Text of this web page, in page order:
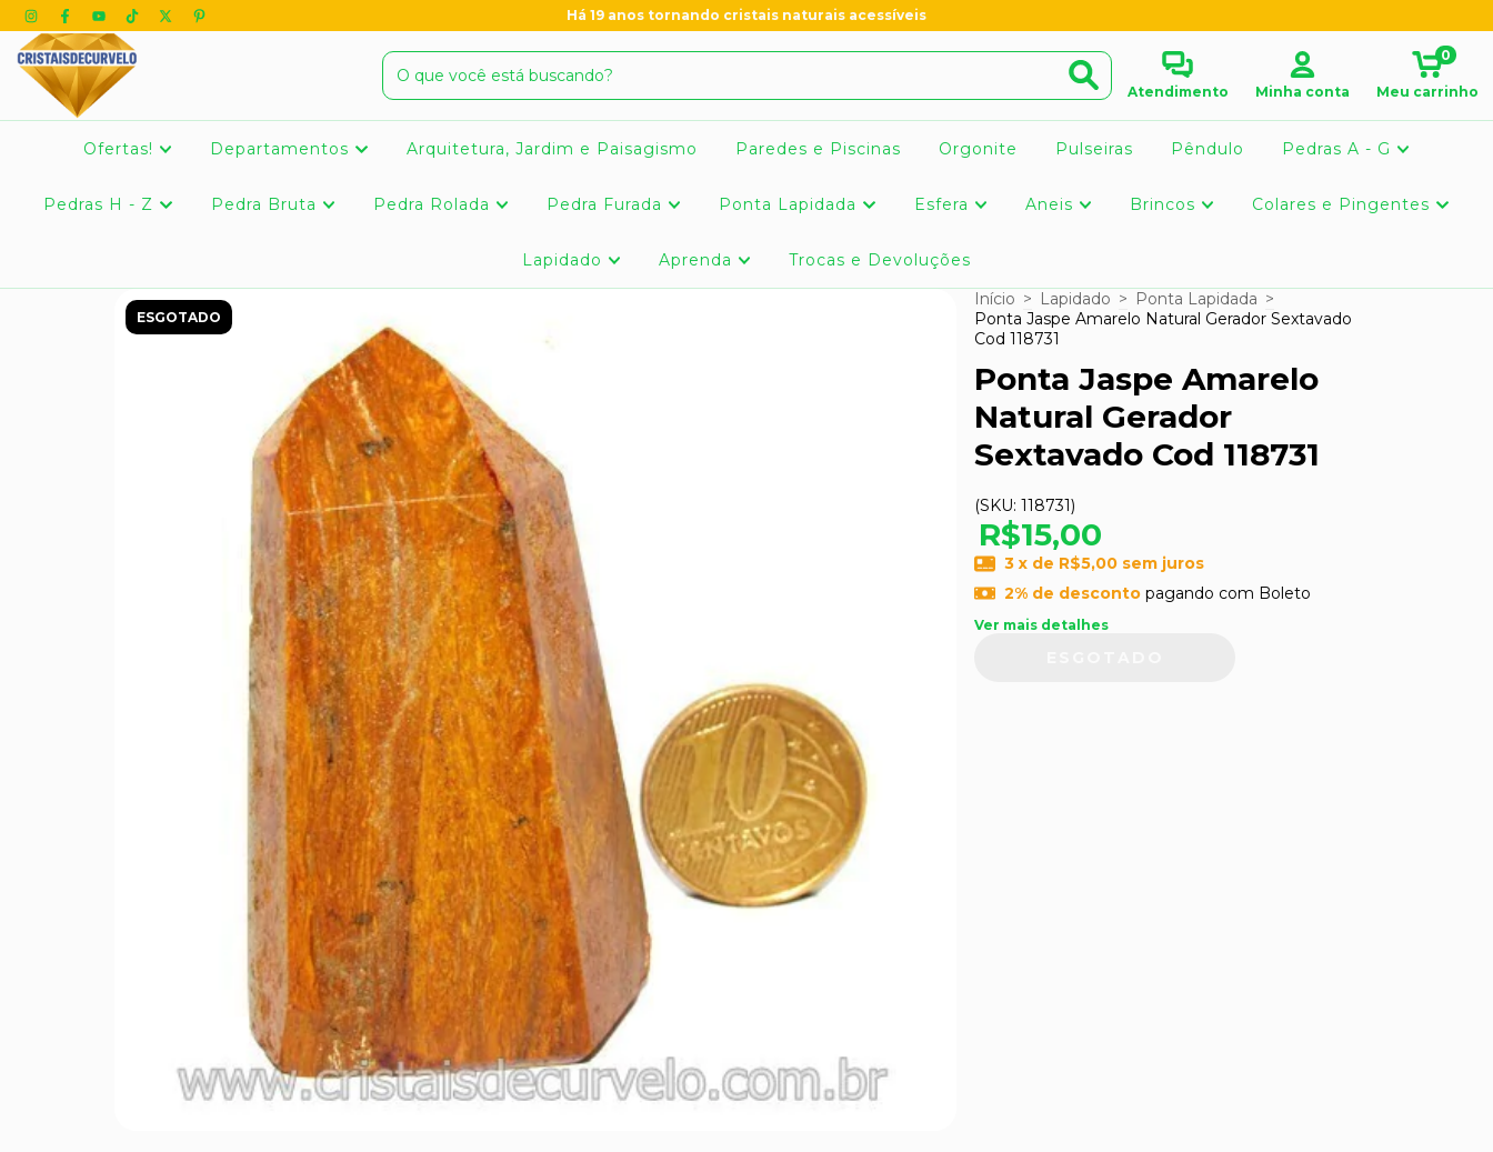
Há 19 anos tornando cristais naturais acessíveis
Atendimento Minha conta Meu carrinho
0
Ofertas! Departamentos Arquitetura, Jardim e Paisagismo Paredes e Piscinas Orgonite Pulseiras Pêndulo Pedras A - G
Pedras H - Z Pedra Bruta Pedra Rolada Pedra Furada Ponta Lapidada Esfera Aneis Brincos Colares e Pingentes
Lapidado Aprenda Trocas e Devoluções
ESGOTADO
Início > Lapidado > Ponta Lapidada >
Ponta Jaspe Amarelo Natural Gerador Sextavado
Cod 118731
Ponta Jaspe Amarelo
Natural Gerador
Sextavado Cod 118731
(SKU: 118731)
R$15,00
3 x de R$5,00 sem juros
2% de descontopagando com Boleto
Ver mais detalhes